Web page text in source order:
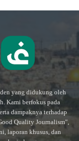
yang didukung oleh
Kami berfokus pada
dampaknya terhadap
Quality Journalism",
laporan khusus, dan